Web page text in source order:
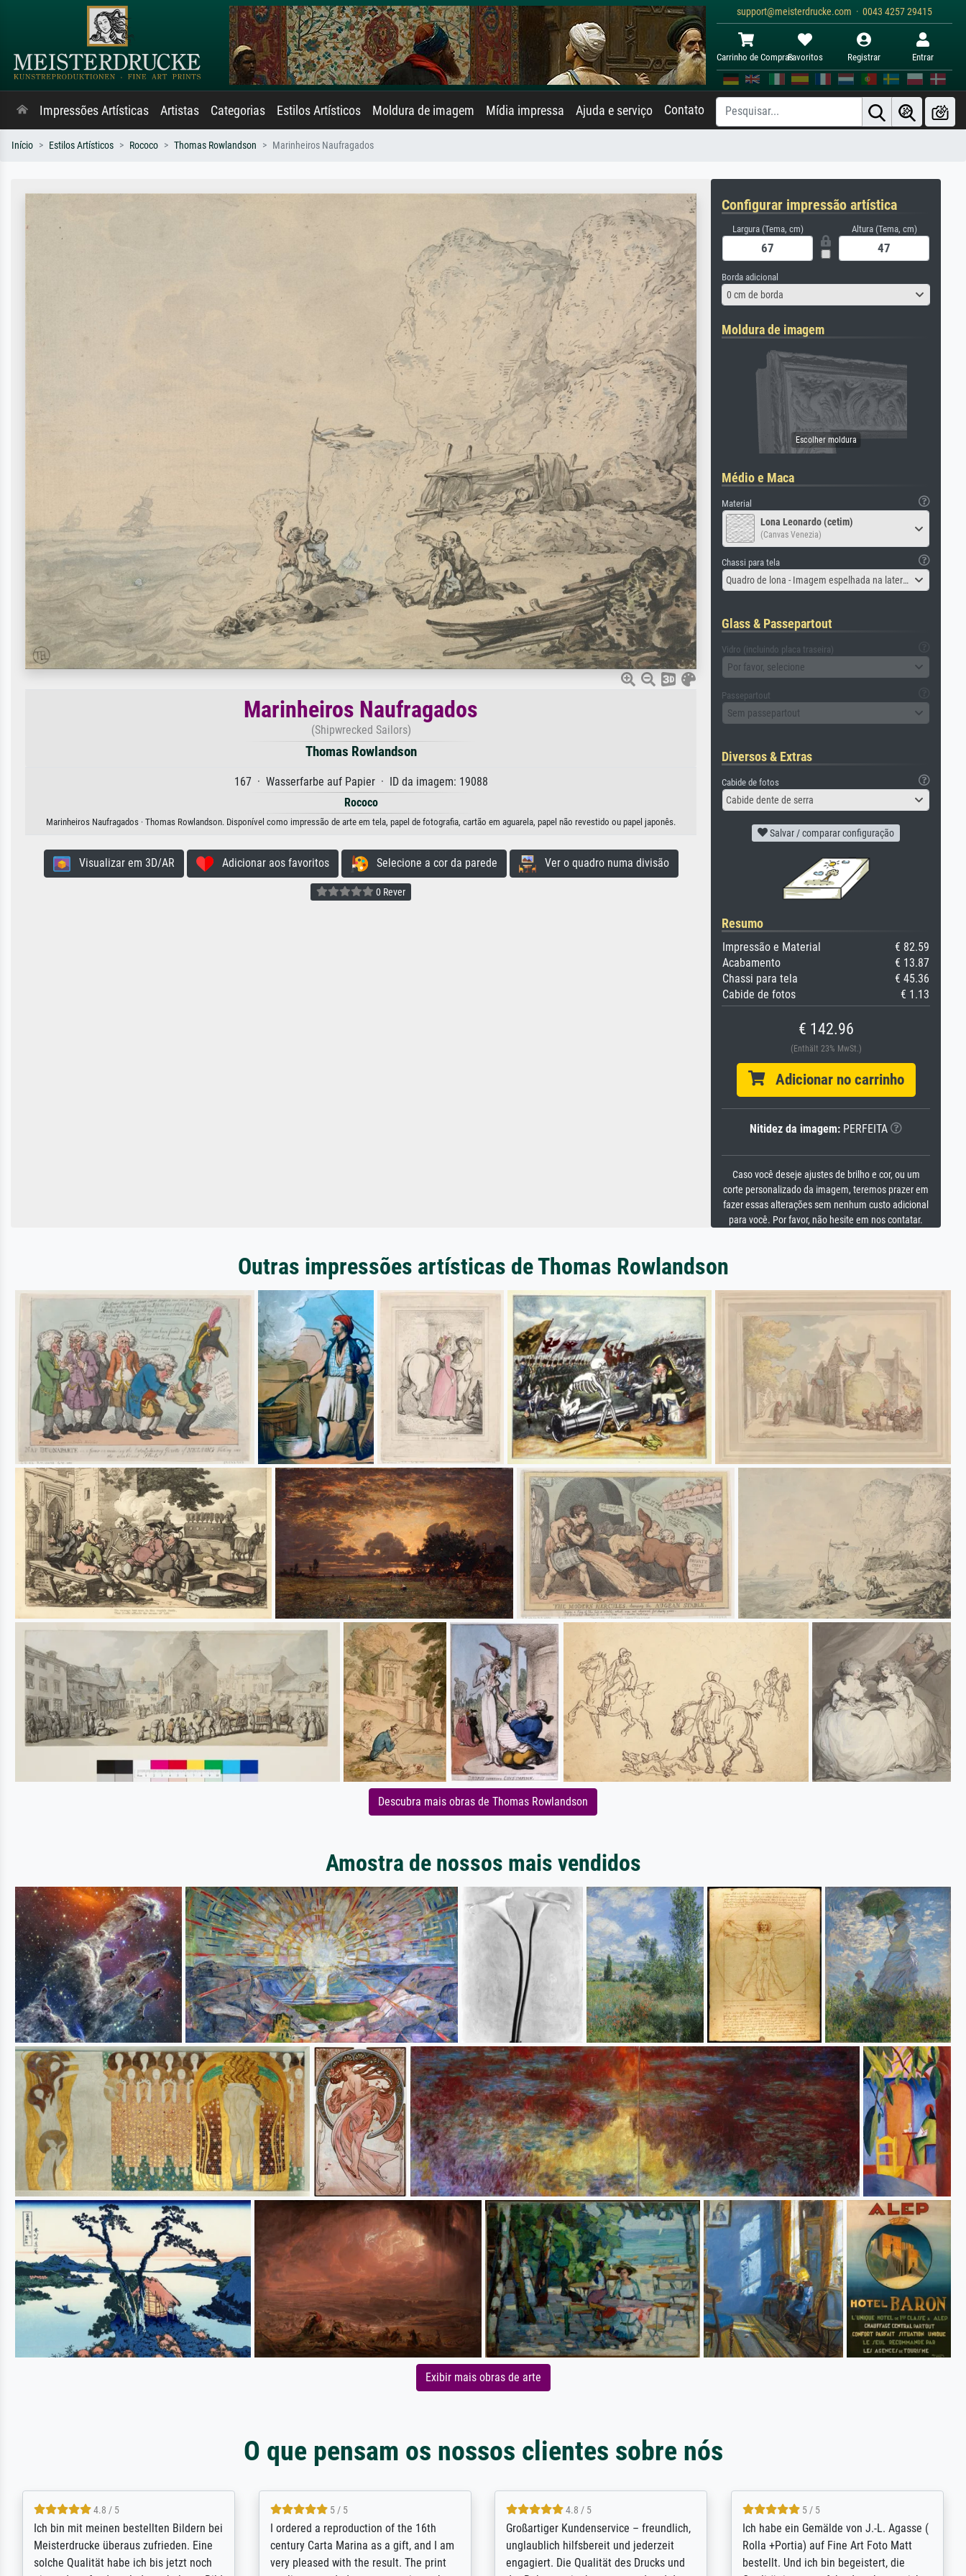
support@meisterdrucke.com · 0043 4257 29415
Carrinho de ComprasFavoritos Registrar Entrar
Impressões Artísticas Artistas Categorias Estilos Artísticos Moldura de imagem Mídia impressa Ajuda e serviço Contato
Início Estilos Artísticos Rococo Thomas Rowlandson Marinheiros Naufragados
Marinheiros Naufragados
(Shipwrecked Sailors)
Thomas Rowlandson
167 · Wasserfarbe auf Papier · ID da imagem: 19088
Rococo
Marinheiros Naufragados · Thomas Rowlandson. Disponível como impressão de arte em tela, papel de fotografia, cartão em aguarela, papel não revestido ou papel japonês.
Visualizar em 3D/AR Adicionar aos favoritos Selecione a cor da parede Ver o quadro numa divisão
0 Rever
Configurar impressão artística
Largura (Tema, cm) Altura (Tema, cm)
Borda adicional
0 cm de borda
Moldura de imagem
Médio e Maca
Material
Lona Leonardo (cetim)
(Canvas Venezia)
Chassi para tela
Quadro de lona - Imagem espelhada na lateral
Glass & Passepartout
Vidro (incluindo placa traseira)
Por favor, selecione
Passepartout
Sem passepartout
Diversos & Extras
Cabide de fotos
Cabide dente de serra
Salvar / comparar configuração
Resumo
Impressão e Material
€ 82.59
Acabamento
€ 13.87
Chassi para tela
€ 45.36
Cabide de fotos
€ 1.13
€ 142.96
(Enthält 23% MwSt.)
Adicionar no carrinho
Nitidez da imagem: PERFEITA
Caso você deseje ajustes de brilho e cor, ou um
corte personalizado da imagem, teremos prazer em
fazer essas alterações sem nenhum custo adicional
para você. Por favor, não hesite em nos contatar.
Outras impressões artísticas de Thomas Rowlandson
Descubra mais obras de Thomas Rowlandson
Amostra de nossos mais vendidos
Exibir mais obras de arte
O que pensam os nossos clientes sobre nós
5 / 5
Rundum positive Erfahrung. Die
Ausführung des Auftrags hat eine Weile
gedauert, die angekündigte Lieferzeit
5 / 5
The team at Meisterdrucke strives to
meet its clients demands, and provides
expert advice on how to obtain the best
5 / 5
Outstanding quality and customer
support. - the quality of the printing is
excellent and difficult to distinguish
4.8 / 5
Qualité absolument irréprochable.
Extraordinaire diversité des thèmes
abordés et personnalisation des